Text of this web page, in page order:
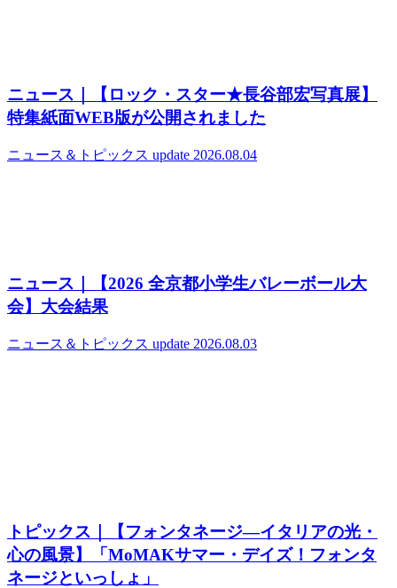
ニュース｜【ロック・スター★長谷部宏写真展】
特集紙面WEB版が公開されました
ニュース＆トピックス update 2026.08.04
ニュース｜【2026 全京都小学生バレーボール大
会】大会結果
ニュース＆トピックス update 2026.08.03
トピックス｜【フォンタネージ—イタリアの光・
心の風景】「MoMAKサマー・デイズ！フォンタ
ネージといっしょ」